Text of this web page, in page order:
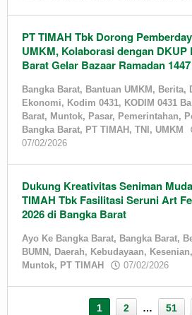
PT TIMAH Tbk Dorong
UMKM, Kolaborasi dengan DKUP
Barat Gelar Bazaar Ramadan
Bangka Barat, Bantuan UMKM , Berita,
Ekonomi, Kodim 0431, KODIM 0431
Barat, Muntok, Pasar, Pemerintahan,
Bangka Barat, PT TIMAH , TNI , UMKM
07/02/2026
Dukung Kreativitas Seniman
TIMAH Tbk Fasilitasi Seruni Art
2026 di Bangka Barat
Ayo Ke Bangka Barat, Bangka Barat,
BUMN , Daerah, Kebudayaan, Kesenian,
Muntok, PT TIMAH 07/02/2026
1 2 … 51